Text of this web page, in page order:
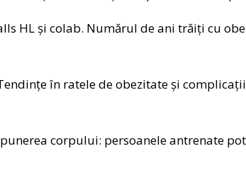
HL și colab. Numărul de ani trăiți cu
în ratele de obezitate și
corpului: persoanele antrenate